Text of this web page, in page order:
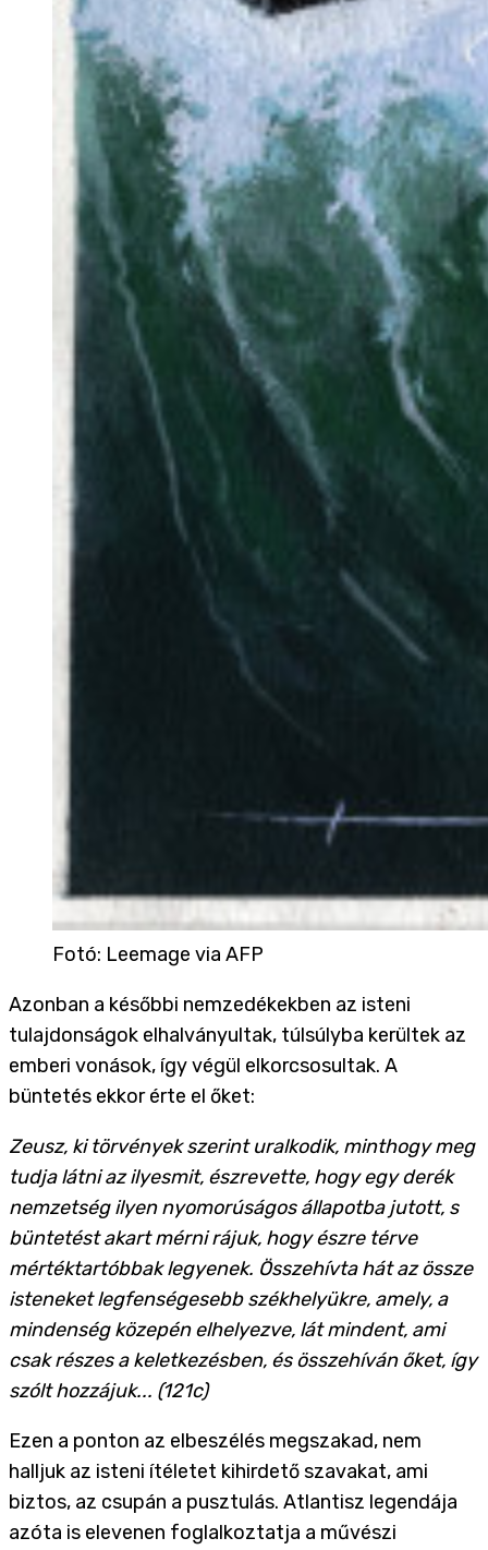
Fotó: Leemage via AFP
Azonban a későbbi nemzedékekben az isteni
tulajdonságok elhalványultak, túlsúlyba kerültek az
emberi vonások, így végül elkorcsosultak. A
büntetés ekkor érte el őket:
Zeusz, ki törvények szerint uralkodik, minthogy meg
tudja látni az ilyesmit, észrevette, hogy egy derék
nemzetség ilyen nyomorúságos állapotba jutott, s
büntetést akart mérni rájuk, hogy észre térve
mértéktartóbbak legyenek. Összehívta hát az össze
isteneket legfenségesebb székhelyükre, amely, a
mindenség közepén elhelyezve, lát mindent, ami
csak részes a keletkezésben, és összehíván őket, így
szólt hozzájuk... (121c)
Ezen a ponton az elbeszélés megszakad, nem
halljuk az isteni ítéletet kihirdető szavakat, ami
biztos, az csupán a pusztulás. Atlantisz legendája
azóta is elevenen foglalkoztatja a művészi